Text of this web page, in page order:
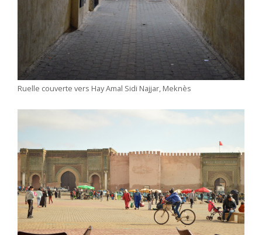
Ruelle couverte vers Hay Amal Sidi Najjar, Meknès